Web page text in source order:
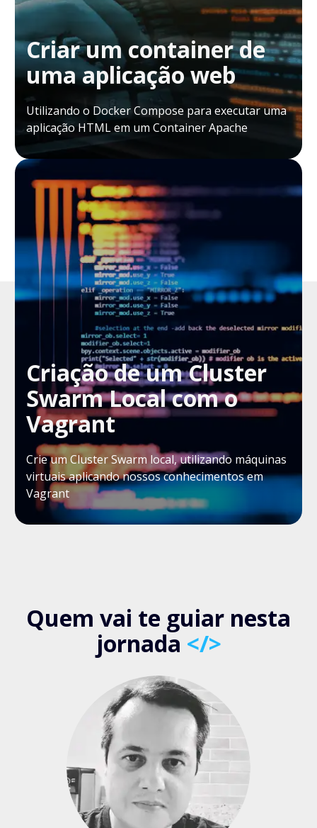
Criar um container de
uma aplicação web
Utilizando o Docker Compose para executar uma
aplicação HTML em um Container Apache
Criação de um Cluster
Swarm Local com o
Vagrant
Crie um Cluster Swarm local, utilizando máquinas
virtuais aplicando nossos conhecimentos em
Vagrant
Quem vai te guiar nesta
jornada </>